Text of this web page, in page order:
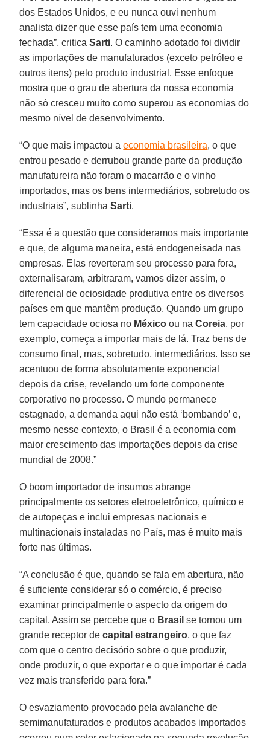
dos Estados Unidos, e eu nunca ouvi nenhum
analista dizer que esse país tem uma economia
fechada”, criticaSarti. O caminho adotado foi dividir
as importações de manufaturados (exceto petróleo e
outros itens) pelo produto industrial. Esse enfoque
mostra que o grau de abertura da nossa economia
não só cresceu muito como superou as economias do
mesmo nível de desenvolvimento.
“O que mais impactou aeconomia brasileira, o que
entrou pesado e derrubou grande parte da produção
manufatureira não foram o macarrão e o vinho
importados, mas os bens intermediários, sobretudo os
industriais”, sublinhaSarti.
“Essa é a questão que consideramos mais importante
e que, de alguma maneira, está endogeneisada nas
empresas. Elas reverteram seu processo para fora,
externalisaram, arbitraram, vamos dizer assim, o
diferencial de ociosidade produtiva entre os diversos
países em que mantêm produção. Quando um grupo
tem capacidade ociosa no México ou naCoreia, por
exemplo, começa a importar mais de lá. Traz bens de
consumo final, mas, sobretudo, intermediários. Isso se
acentuou de forma absolutamente exponencial
depois da crise, revelando um forte componente
corporativo no processo. O mundo permanece
estagnado, a demanda aqui não está ‘bombando’ e,
mesmo nesse contexto, o Brasil é a economia com
maior crescimento das importações depois da crise
mundial de 2008.”
O boom importador de insumos abrange
principalmente os setores eletroeletrônico, químico e
de autopeças e inclui empresas nacionais e
multinacionais instaladas no País, mas é muito mais
forte nas últimas.
“A conclusão é que, quando se fala em abertura, não
é suficiente considerar só o comércio, é preciso
examinar principalmente o aspecto da origem do
capital. Assim se percebe que o Brasil se tornou um
grande receptor decapital estrangeiro, o que faz
com que o centro decisório sobre o que produzir,
onde produzir, o que exportar e o que importar é cada
vez mais transferido para fora.”
O esvaziamento provocado pela avalanche de
semimanufaturados e produtos acabados importados